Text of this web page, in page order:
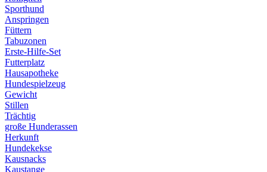
Sporthund
Anspringen
Füttern
Tabuzonen
Erste-Hilfe-Set
Futterplatz
Hausapotheke
Hundespielzeug
Gewicht
Stillen
Trächtig
große Hunderassen
Herkunft
Hundekekse
Kausnacks
Kaustange